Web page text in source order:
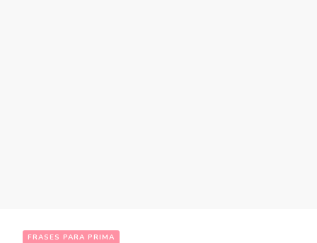
FRASES PARA PRIMA